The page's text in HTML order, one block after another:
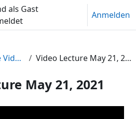
als Gast
Anmelden
Lecture Videos Video Lecture May 21, 2021
May 21, 2021